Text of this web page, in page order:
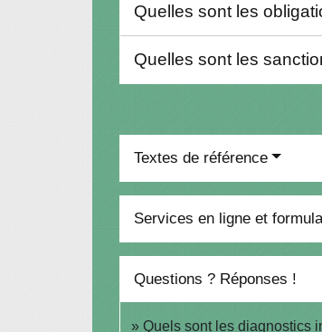
Quelles sont les
Quelles sont les
Textes de référence
Services en ligne et
Questions ? Réponses !
Quels sont les diagnostics